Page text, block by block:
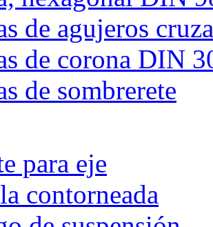
de agujeros
de corona DIN
de sombrerete
para eje
contorneada